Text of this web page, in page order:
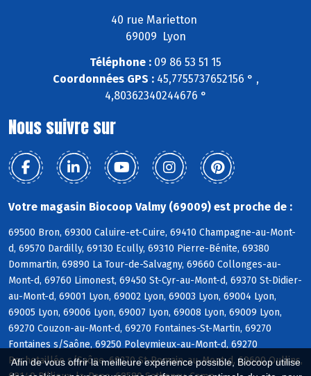
Afin de vous offrir la meilleure expérience possible, Biocoop utilise
40 rue Marietton
69009 Lyon
Téléphone : 09 86 53 51 15
Coordonnées GPS :45,7755737652156 ° ,
4,80362340244676 °
Nous suivre sur
Votre magasin Biocoop Valmy (69009) est proche de :
69500 Bron, 69300 Caluire-et-Cuire, 69410 Champagne-au-Mont-
d, 69570 Dardilly, 69130 Ecully, 69310 Pierre-Bénite, 69380
Dommartin, 69890 La Tour-de-Salvagny, 69660 Collonges-au-
Mont-d, 69760 Limonest, 69450 St-Cyr-au-Mont-d, 69370 St-Didier-
au-Mont-d, 69001 Lyon, 69002 Lyon, 69003 Lyon, 69004 Lyon,
69005 Lyon, 69006 Lyon, 69007 Lyon, 69008 Lyon, 69009 Lyon,
69270 Couzon-au-Mont-d, 69270 Fontaines-St-Martin, 69270
Fontaines s/Saône, 69250 Poleymieux-au-Mont-d, 69270
Rochetaillée s/Saône, 69270 St-Romain-au-Mont-d, 69600 Oullins,